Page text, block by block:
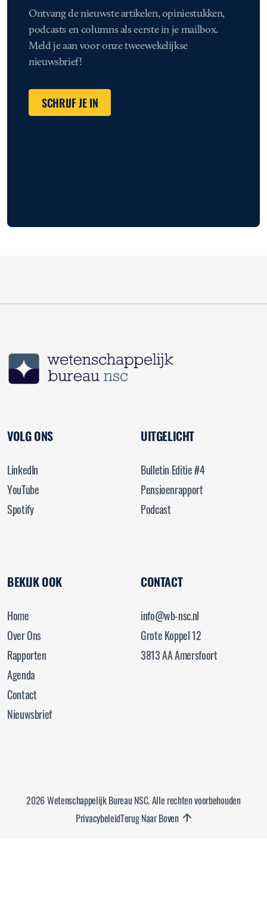
Ontvang de nieuwste artikelen, opiniestukken,
podcasts en columns als eerste in je mailbox.
Meld je aan voor onze tweewekelijkse
nieuwsbrief!
SCHRIJF JE IN
VOLG ONS
LinkedIn
YouTube
Spotify
UITGELICHT
Bulletin Editie #4
Pensioenrapport
Podcast
BEKIJK OOK
Home
Over Ons
Rapporten
Agenda
Contact
Nieuwsbrief
CONTACT
info@wb-nsc.nl
Grote Koppel 12
3813 AA Amersfoort
2026 Wetenschappelijk Bureau NSC. Alle rechten voorbehouden
PrivacybeleidTerug Naar Boven